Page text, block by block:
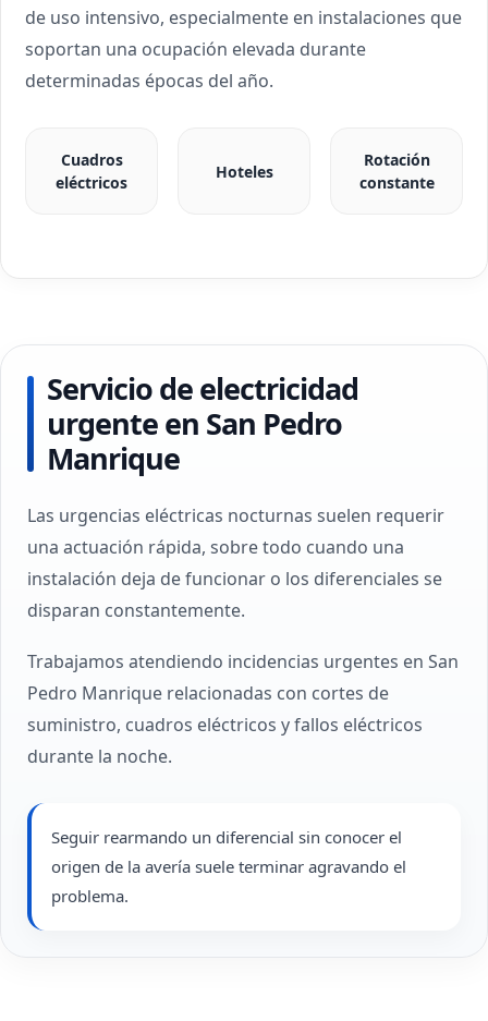
de uso intensivo, especialmente en instalaciones que
soportan una ocupación elevada durante
determinadas épocas del año.
Cuadros
eléctricos
Hoteles
Rotación
constante
Servicio de electricidad
urgente en San Pedro
Manrique
Las urgencias eléctricas nocturnas suelen requerir
una actuación rápida, sobre todo cuando una
instalación deja de funcionar o los diferenciales se
disparan constantemente.
Trabajamos atendiendo incidencias urgentes en San
Pedro Manrique relacionadas con cortes de
suministro, cuadros eléctricos y fallos eléctricos
durante la noche.
Seguir rearmando un diferencial sin conocer el
origen de la avería suele terminar agravando el
problema.